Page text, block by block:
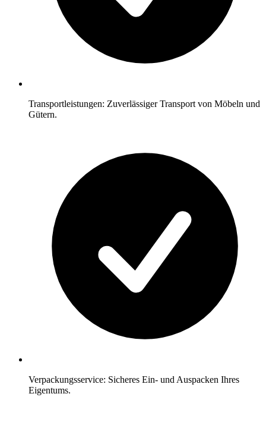
Transportleistungen: Zuverlässiger Transport von Möbeln und
Gütern.
Verpackungsservice: Sicheres Ein- und Auspacken Ihres
Eigentums.